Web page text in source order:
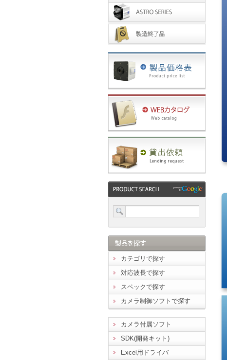
CCD & 16bitモデル
天体用冷却カメラ
カテゴリで探す
対応波長で探す
スペックで探す
カメラ制御ソフトで探す
カメラ付属ソフト
SDK(開発キット)
Excel用ドライバ